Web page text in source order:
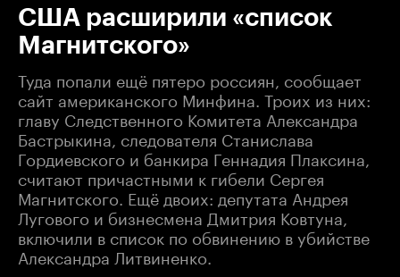
США расширили «список
Магнитского»
Туда попали ещё пятеро россиян, сообщает
сайт американского Минфина. Троих из них:
главу Следственного Комитета Александра
Бастрыкина, следователя Станислава
Гордиевского и банкира Геннадия Плаксина,
считают причастными к гибели Сергея
Магнитского. Ещё двоих: депутата Андрея
Лугового и бизнесмена Дмитрия Ковтуна,
включили в список по обвинению в убийстве
Александра Литвиненко.